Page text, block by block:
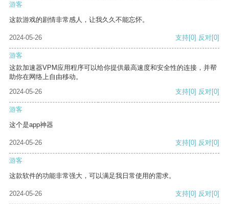
游客
这款游戏的剧情非常感人，让我久久不能忘怀。
2024-05-26 支持[0] 反对[0]
游客
这款加速器VPM应用程序可以给你提供最高速度和安全性的连接，并帮
助你在网络上自由移动。
2024-05-26
支持[0] 反对[0]
游客
这个是app神器
2024-05-26 支持[0] 反对[0]
游客
这款软件的功能非常强大，可以满足我日常使用的需求。
2024-05-26 支持[0] 反对[0]